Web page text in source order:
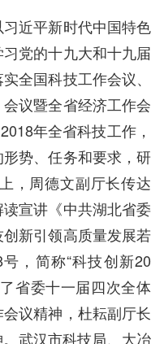
近平新时代中国特色
党的十九大和十九届
全国科技工作会议、
议暨全省经济工作会
年全省科技工作，
势、任务和要求，研
，周德文副厅长传达
宣讲《中共湖北省委
新引领高质量发展若
，简称“科技创新20
省委十一届四次全体
会议精神，杜耘副厅长
武汉市科技局、大冶